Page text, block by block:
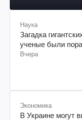
Наука
Загадка
ученые были
Вчера
Экономика
В Украине могут